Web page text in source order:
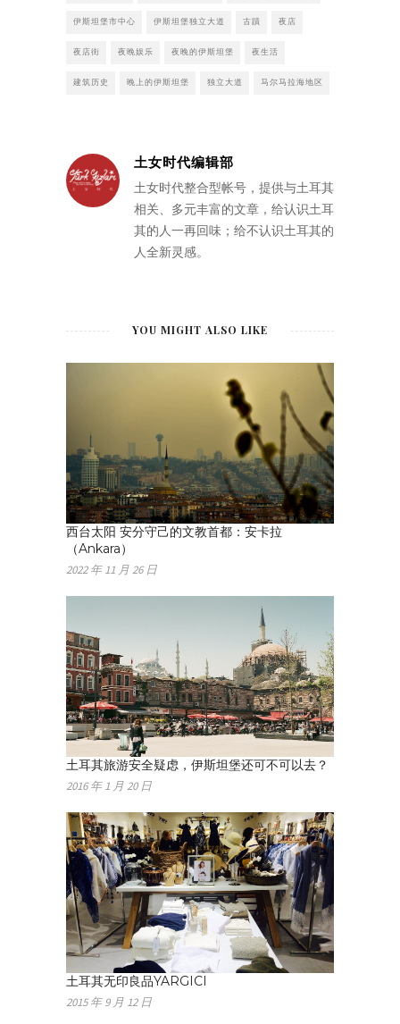
伊斯坦堡市中心 伊斯坦堡独立大道 古蹟 夜店
夜店街 夜晚娱乐 夜晚的伊斯坦堡 夜生活
建筑历史 晚上的伊斯坦堡 独立大道 马尔马拉海地区
土女时代编辑部
土女时代整合型帐号，提供与土耳其
相关、多元丰富的文章，给认识土耳
其的人一再回味；给不认识土耳其的
人全新灵感。
YOU MIGHT ALSO LIKE
西台太阳 安分守己的文教首都：安卡拉
（Ankara）
2022 年 11 月 26 日
土耳其旅游安全疑虑，伊斯坦堡还可不可以去？
2016 年 1 月 20 日
土耳其无印良品YARGICI
2015 年 9 月 12 日